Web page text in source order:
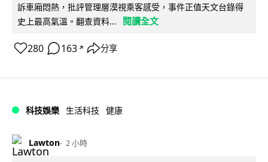
訴車廂悶熱，批評管理層漠視乘客感受，事件正值天文台錄得
史上最高氣溫。翻查資料...
閱讀全文
280 163 ↗ 分享
科技娛樂 生活科技 健康
Lawton 2 小時